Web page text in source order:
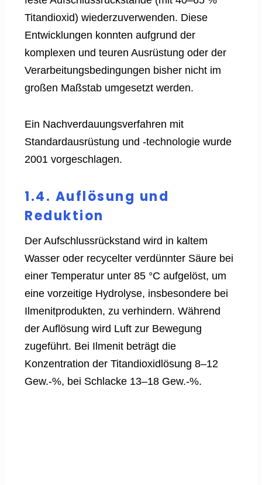
Titandioxid) wiederzuverwenden. Diese
Entwicklungen konnten aufgrund der
komplexen und teuren Ausrüstung oder der
Verarbeitungsbedingungen bisher nicht im
großen Maßstab umgesetzt werden.
Ein Nachverdauungsverfahren mit
Standardausrüstung und -technologie wurde
2001 vorgeschlagen.
1.4. Auflösung und
Reduktion
Der Aufschlussrückstand wird in kaltem
Wasser oder recycelter verdünnter Säure bei
einer Temperatur unter 85 °C aufgelöst, um
eine vorzeitige Hydrolyse, insbesondere bei
Ilmenitprodukten, zu verhindern. Während
der Auflösung wird Luft zur Bewegung
zugeführt. Bei Ilmenit beträgt die
Konzentration der Titandioxidlösung 8–12
Gew.-%, bei Schlacke 13–18 Gew.-%.